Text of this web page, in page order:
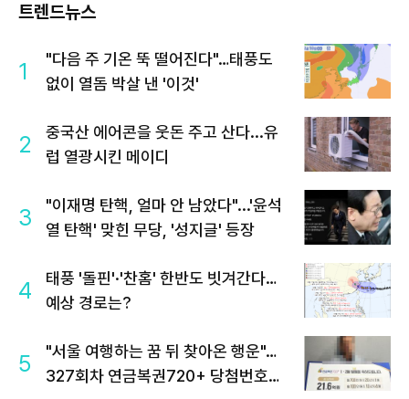
트렌드뉴스
1
"다음 주 기온 뚝 떨어진다"…태풍도
없이 열돔 박살 낸 '이것'
2
중국산 에어콘을 웃돈 주고 산다...유
럽 열광시킨 메이디
3
"이재명 탄핵, 얼마 안 남았다"...'윤석
열 탄핵' 맞힌 무당, '성지글' 등장
4
태풍 '돌핀'·'찬홈' 한반도 빗겨간다…
예상 경로는?
5
"서울 여행하는 꿈 뒤 찾아온 행운"…
327회차 연금복권720+ 당첨번호조